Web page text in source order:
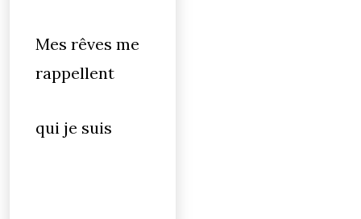
Mes rêves me
rappellent
qui je suis